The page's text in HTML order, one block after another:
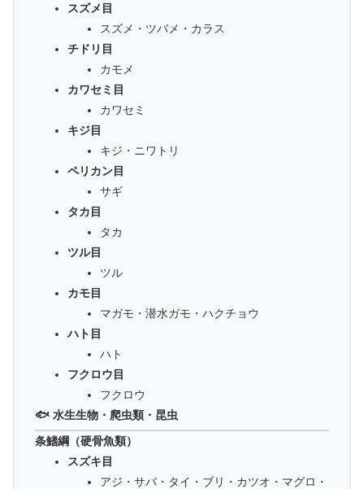
スズメ目
スズメ・ツバメ・カラス
チドリ目
カモメ
カワセミ目
カワセミ
キジ目
キジ・ニワトリ
ペリカン目
サギ
タカ目
タカ
ツル目
ツル
カモ目
マガモ・潜水ガモ・ハクチョウ
ハト目
ハト
フクロウ目
フクロウ
🐟 水生生物・爬虫類・昆虫
条鰭綱（硬骨魚類）
スズキ目
アジ・サバ・タイ・ブリ・カツオ・マグロ・